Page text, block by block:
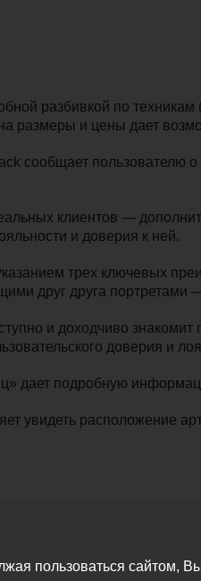
разбивкой по
размеры и цены дает
сообщает пользователю
клиентов —
и доверия к ней.
трех ключевых
друг друга портретами
и доходчиво
доверия и
дает подробную
увидеть расположение
пользоваться сайтом,